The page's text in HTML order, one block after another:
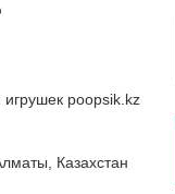
игрушек poopsik.kz
Казахстан